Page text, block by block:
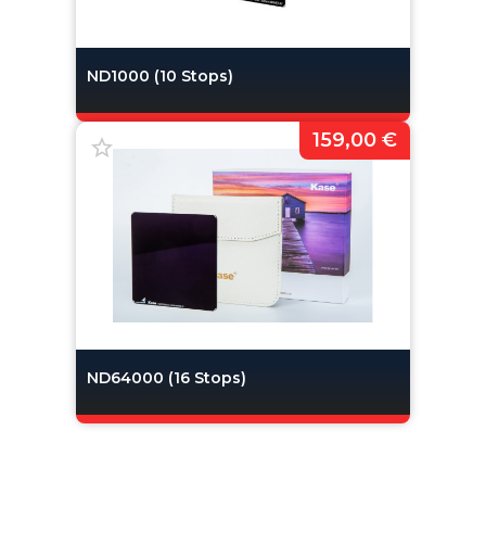
ND1000 (10 Stops)
ND64000 (16 Stops)
159,00 €